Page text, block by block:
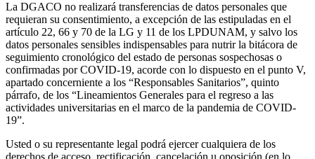
La DGACO no realizará transferencias de datos personales que
requieran su consentimiento, a excepción de las estipuladas en el
artículo 22, 66 y 70 de la LG y 11 de los LPDUNAM, y salvo los
datos personales sensibles indispensables para nutrir la bitácora de
seguimiento cronológico del estado de personas sospechosas o
confirmadas por COVID-19, acorde con lo dispuesto en el punto V,
apartado concerniente a los “Responsables Sanitarios”, quinto
párrafo, de los “Lineamientos Generales para el regreso a las
actividades universitarias en el marco de la pandemia de COVID-
19”.
Usted o su representante legal podrá ejercer cualquiera de los